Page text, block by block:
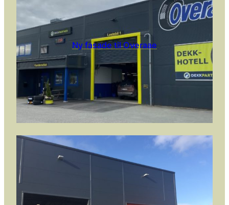
Ny fasade til Overaae